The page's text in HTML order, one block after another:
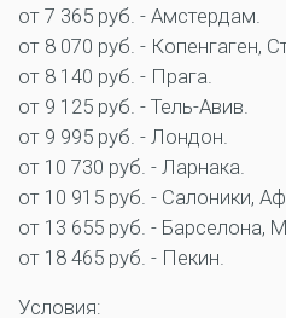
от 7 365 руб. - Амстердам.
от 8 070 руб. - Копенгаген,
от 8 140 руб. - Прага.
от 9 125 руб. - Тель-Авив.
от 9 995 руб. - Лондон.
от 10 730 руб. - Ларнака.
от 10 915 руб. - Салоники,
от 13 655 руб. - Барселона,
от 18 465 руб. - Пекин.
Условия: